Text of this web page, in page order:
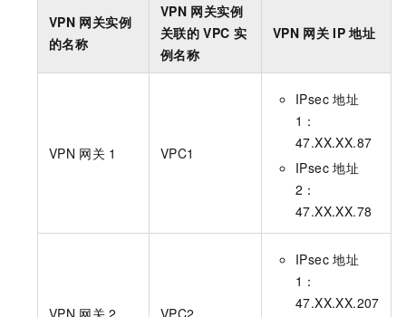
VPN 网关实例
的名称
VPN 网关实例
关联的 VPC 实
例名称
VPN 网关 IP 地址
VPN 网关 1 VPC1
IPsec 地址
1：
47.XX.XX.87
IPsec 地址
2：
47.XX.XX.78
VPN 网关 2 VPC2
IPsec 地址
1：
47.XX.XX.207